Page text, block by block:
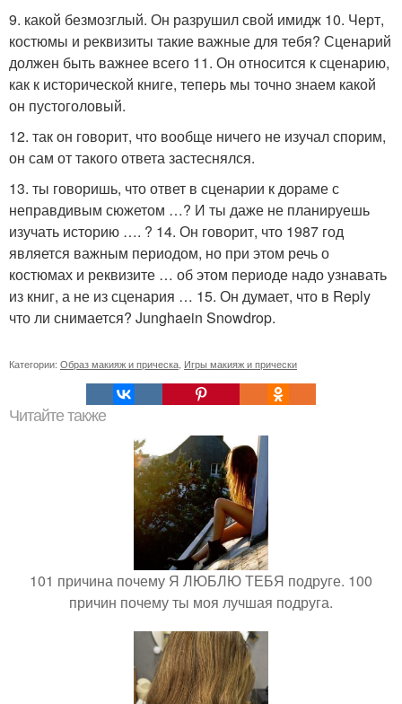
9. какой безмозглый. Он разрушил свой имидж 10. Черт,
костюмы и реквизиты такие важные для тебя? Сценарий
должен быть важнее всего 11. Он относится к сценарию,
как к исторической книге, теперь мы точно знаем какой
он пустоголовый.
12. так он говорит, что вообще ничего не изучал спорим,
он сам от такого ответа застеснялся.
13. ты говоришь, что ответ в сценарии к дораме с
неправдивым сюжетом …? И ты даже не планируешь
изучать историю …. ? 14. Он говорит, что 1987 год
является важным периодом, но при этом речь о
костюмах и реквизите … об этом периоде надо узнавать
из книг, а не из сценария … 15. Он думает, что в Reply
что ли снимается? Junghaein Snowdrop.
Категории: Образ макияж и прическа Игры макияж и прически
Читайте также
101 причина почему Я ЛЮБЛЮ ТЕБЯ подруге. 100
причин почему ты моя лучшая подруга.